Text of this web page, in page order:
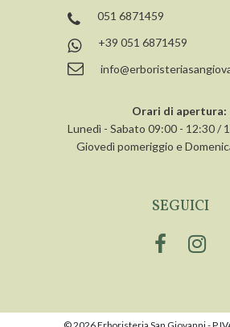
051 6871459
+39 051 6871459
Orari di apertura:
Lunedì - Sabato 09:00 - 12:30 /
Giovedì pomeriggio e
SEGUICI